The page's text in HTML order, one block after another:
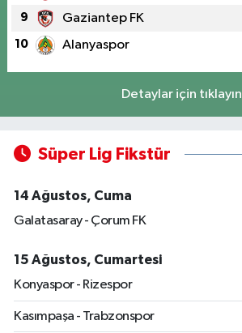
9 Gaziantep FK
10 Alanyaspor
Detaylar için tıklayın
Süper Lig Fikstür
14 Ağustos, Cuma
Galatasaray - Çorum FK
15 Ağustos, Cumartesi
Konyaspor - Rizespor
Kasımpaşa - Trabzonspor